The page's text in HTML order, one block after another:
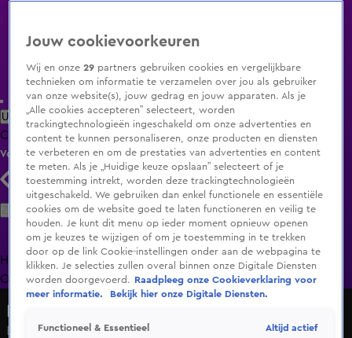
Uitzending Gemist Populaire programma's Zenders Genres
ClipsFilmsRadioSmart TV inlogShop
Volg KIJK
Zoeken
HomeUitzending Gemist Programma's De Bondgenoten
OranjezomerLivestreamsShop
Een geheime brief?
Jouw cookievoorkeuren
Wij en onze29 partners gebruiken cookies en vergelijkbare
technieken om informatie te verzamelen over jou als gebruiker
van onze website(s), jouw gedrag en jouw apparaten. Als je
„Alle cookies accepteren” selecteert, worden
trackingtechnologieën ingeschakeld om onze advertenties en
content te kunnen personaliseren, onze producten en diensten
te verbeteren en om de prestaties van advertenties en content
te meten. Als je „Huidige keuze opslaan” selecteert of je
toestemming intrekt, worden deze trackingtechnologieën
uitgeschakeld. We gebruiken dan enkel functionele en essentiële
cookies om de website goed te laten functioneren en veilig te
houden. Je kunt dit menu op ieder moment opnieuw openen
om je keuzes te wijzigen of om je toestemming in te trekken
door op de link Cookie-instellingen onder aan de webpagina te
klikken. Je selecties zullen overal binnen onze Digitale Diensten
worden doorgevoerd.
Raadpleeg onze Cookieverklaring voor
meer informatie.
Bekijk hier onze Digitale Diensten.
Functioneel & Essentieel Altijd actief